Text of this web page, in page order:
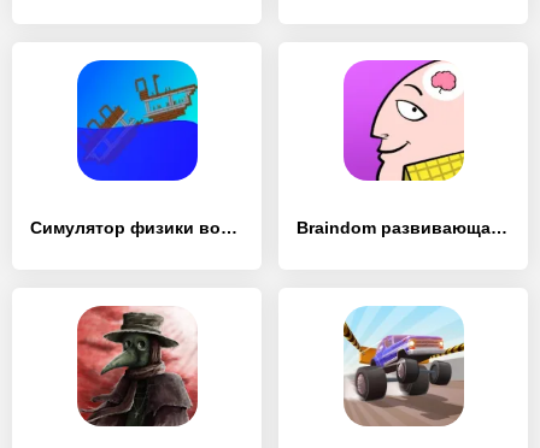
Симулятор физики воды Braindom развивающая игра-тест